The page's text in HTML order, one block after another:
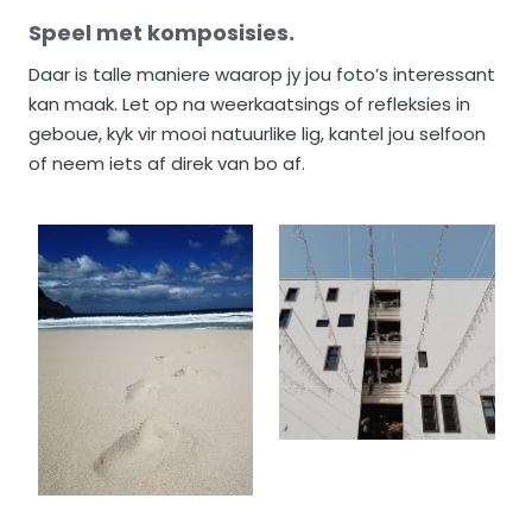
Speel met komposisies.
Daar is talle maniere waarop jy jou foto’s interessant
kan maak. Let op na weerkaatsings of refleksies in
geboue, kyk vir mooi natuurlike lig, kantel jou selfoon
of neem iets af direk van bo af.